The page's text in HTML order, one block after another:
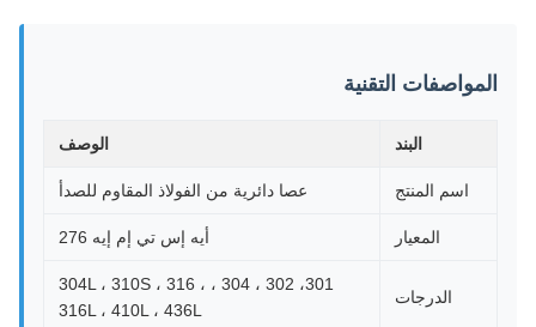
المواصفات التقنية
الوصف
اسم المنتج عصا دائرية من الفولاذ المقاوم للصدأ
المعيار أيه إس تي إم إيه 276
الدرجات
301، 302 ، 304 ، 304L ، 310S ، 316 ،
316L ، 410L ، 436L